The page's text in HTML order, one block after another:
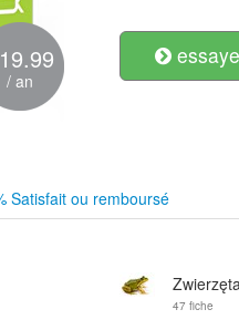
/ an
Satisfait ou remboursé
47 fiche